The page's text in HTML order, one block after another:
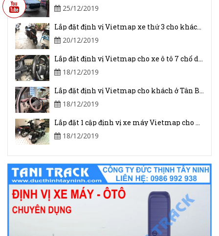
25/12/2019
Lắp đặt định vị Vietmap xe thứ 3 cho khách ở Châu Thành, Tây Ninh
20/12/2019
Lắp đặt định vị Vietmap cho xe ô tô 7 chổ dùng để tự quản
18/12/2019
Lắp đặt định vị Vietmap cho khách ở Tân Biên _ Tây Ninh
18/12/2019
Lắp đặt 1 cập định vị xe máy Vietmap cho khách ở chợ Trường Lưu, Hòa Thành, Tây Ninh
18/12/2019